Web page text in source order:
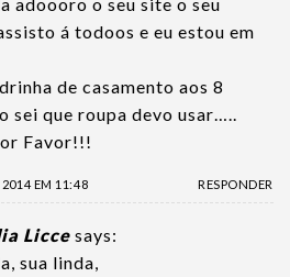
á todoos e eu estou em
de casamento aos 8
sei que roupa devo usar…..
Favor!!!
EM 11:48 RESPONDER
Licce says:
sua linda,